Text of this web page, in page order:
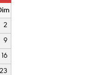
2
9
16
23